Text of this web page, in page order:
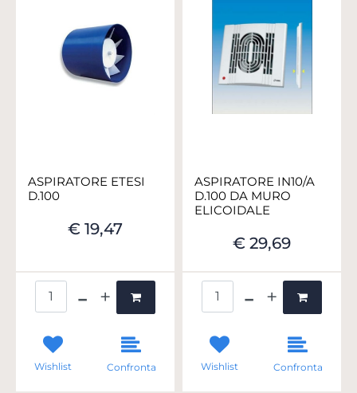
ASPIRATORE ETESI
D.100
€ 19,47
Wishlist Confronta
ASPIRATORE IN10/A
D.100 DA MURO
ELICOIDALE
€ 29,69
Wishlist Confronta